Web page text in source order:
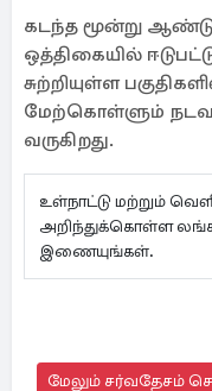
கடந்த மூன்று
ஒத்திகையில்
சுற்றியுள்ள
மேற்கொள்ளும்
வருகிறது.
உள்நாட்டு மற்றும்
அறிந்துக்கொள்ள
இணையுங்கள்.
மேலும் சர்வதேசம்